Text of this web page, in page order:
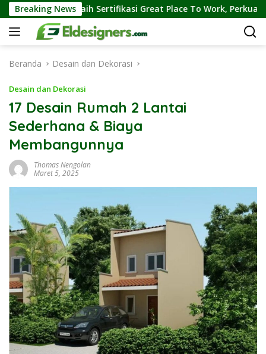
Langsung
ke
konten
Breaking News
Great Place To Work, Perkuat Kebiasaan Global Kerja
Beranda Desain dan Dekorasi
Desain dan Dekorasi
17 Desain Rumah 2 Lantai
Sederhana & Biaya
Membangunnya
Thomas Nengolan
Maret 5, 2025